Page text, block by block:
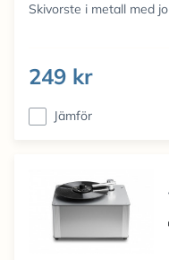
Skivorste i metall med
249 kr
Jämför